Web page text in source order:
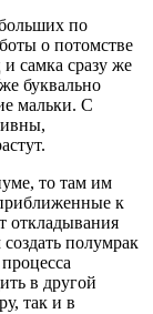
по
о потомстве
самка сразу же
буквально
мальки. С
то там им
к
откладывания
полумрак
в другой
так и в